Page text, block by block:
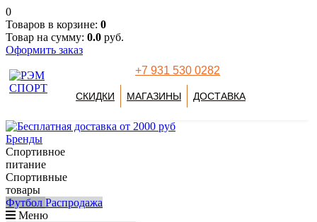
0
Товаров в корзине: 0
Товар на сумму: 0.0 руб.
Оформить заказ
+7 931 530 0282
СКИДКИ МАГАЗИНЫ ДОСТАВКА
Бренды
Спортивное
питание
Спортивные
товары
Футбол Распродажа
Меню